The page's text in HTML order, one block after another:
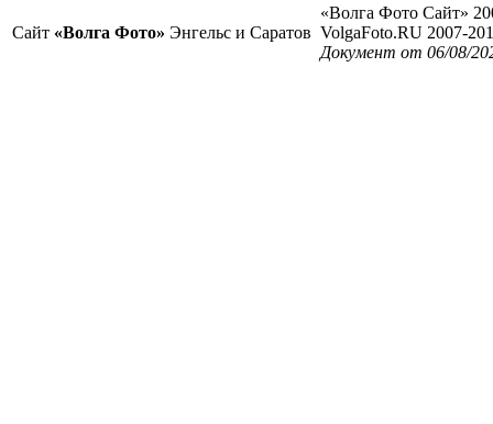
Сайт «Волга Фото» Энгельс и Саратов
«Волга Фото Сайт»
VolgaFoto.RU 2007-
Документ от 06/08/